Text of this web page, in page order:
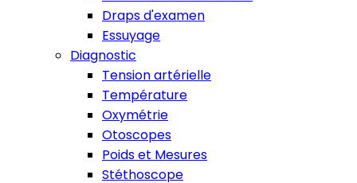
Draps d'examen
Essuyage
Diagnostic
Tension artérielle
Température
Oxymétrie
Otoscopes
Poids et Mesures
Stéthoscope